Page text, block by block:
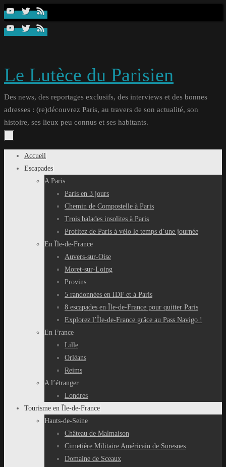
Passer
contenu
Le Lutèce du Parisien
Des news, des reportages exclusifs, des interviews et des bonnes
adresses : (re)découvrez Paris, au travers de son actualité, son
histoire, ses lieux peu connus et ses habitants.
Passer
Accueil
Escapades
A Paris
Paris en 3 jours
Chemin de Compostelle à Paris
Trois balades insolites à Paris
Profitez de Paris à vélo le temps d’une journée
En Île-de-France
Auvers-sur-Oise
Moret-sur-Loing
Provins
5 randonnées en IDF et à Paris
8 escapades en Île-de-France pour quitter Paris
Explorez l’Île-de-France grâce au Pass Navigo !
En France
Lille
Orléans
Reims
A l’étranger
Londres
Tourisme en Île-de-France
Hauts-de-Seine
Château de Malmaison
Cimetière Militaire Américain de Suresnes
Domaine de Sceaux